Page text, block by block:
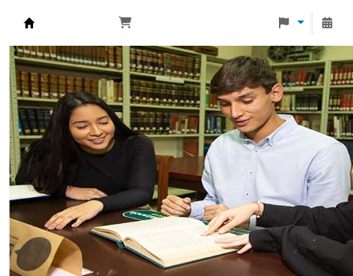
Biblioteca Universidad Monteávila